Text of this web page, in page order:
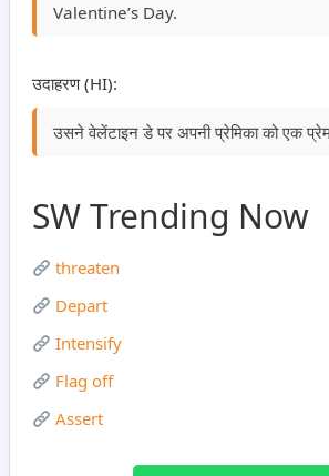
Valentine’s Day.
उदाहरण (HI):
उसने वेलेंटाइन डे पर अपनी प्रेमिका को एक
SW Trending Now
threaten
Depart
Intensify
Flag off
Assert